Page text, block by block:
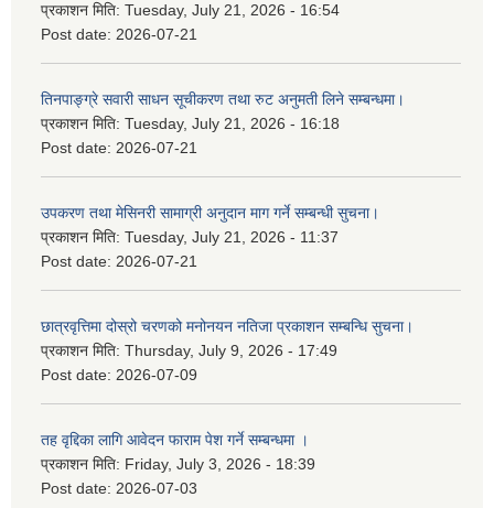
प्रकाशन मिति: Tuesday, July 21, 2026 - 16:54
Post date: 2026-07-21
तिनपाङ्ग्रे सवारी साधन सूचीकरण तथा रुट अनुमती लिने सम्बन्धमा।
प्रकाशन मिति: Tuesday, July 21, 2026 - 16:18
Post date: 2026-07-21
उपकरण तथा मेसिनरी सामाग्री अनुदान माग गर्ने सम्बन्धी सुचना।
प्रकाशन मिति: Tuesday, July 21, 2026 - 11:37
Post date: 2026-07-21
छात्रवृत्तिमा दोस्रो चरणको मनोनयन नतिजा प्रकाशन सम्बन्धि सुचना।
प्रकाशन मिति: Thursday, July 9, 2026 - 17:49
Post date: 2026-07-09
तह वृद्दिका लागि आवेदन फाराम पेश गर्ने सम्बन्धमा ।
प्रकाशन मिति: Friday, July 3, 2026 - 18:39
Post date: 2026-07-03